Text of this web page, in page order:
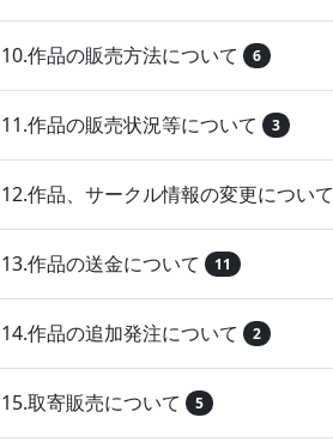
10.作品の販売方法について 6
11.作品の販売状況等について 3
12.作品、サークル情報の変更について
13.作品の送金について 11
14.作品の追加発注について 2
15.取寄販売について 5